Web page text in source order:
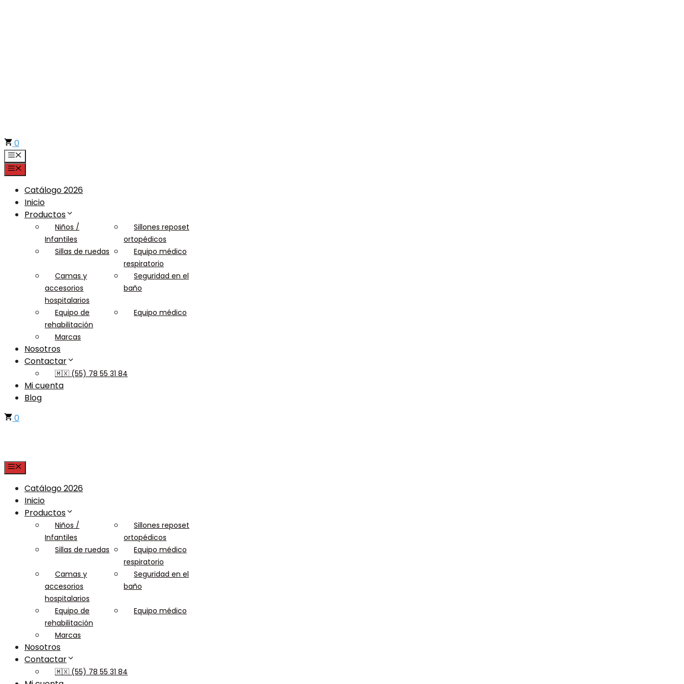
0
Menú
Menú
Catálogo 2026
Inicio
Productos
Niños /
Infantiles
Sillones reposet
ortopédicos
Sillas de ruedas
Equipo médico
respiratorio
Camas y
accesorios
hospitalarios
Seguridad en el
baño
Equipo de
rehabilitación
Equipo médico
Marcas
Nosotros
Contactar
🇲🇽 (55) 78 55 31 84
Mi cuenta
Blog
0
Menu
Catálogo 2026
Inicio
Productos
Niños /
Infantiles
Sillones reposet
ortopédicos
Sillas de ruedas
Equipo médico
respiratorio
Camas y
accesorios
hospitalarios
Seguridad en el
baño
Equipo de
rehabilitación
Equipo médico
Marcas
Nosotros
Contactar
🇲🇽 (55) 78 55 31 84